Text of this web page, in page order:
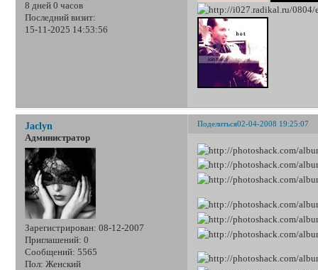
8 дней 0 часов
Последний визит:
15-11-2025 14:53:56
Поделиться02-04-2008 19:25:07
Jaclyn
Администратор
Зарегистрирован: 08-12-2007
Приглашений: 0
Сообщений: 5565
Пол: Женский